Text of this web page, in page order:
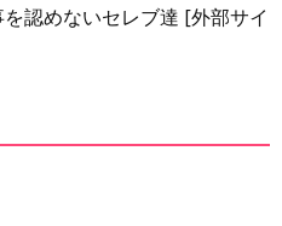
認めないセレブ達 [外部サイ